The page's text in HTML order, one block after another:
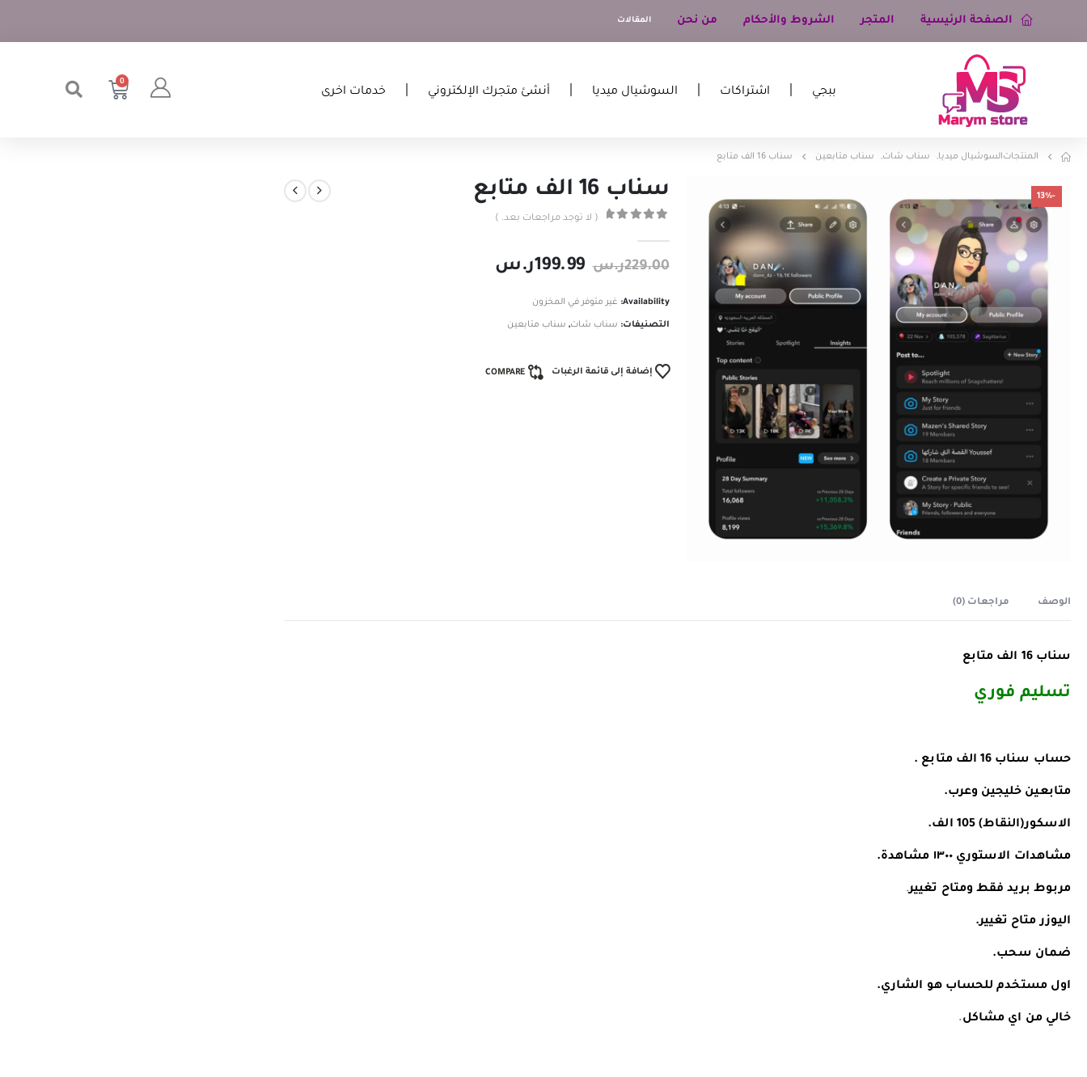
الصفحة الرئيسية المتجر الشروط والأحكام من نحن المقالات
ببجي اشتراكات السوشيال ميديا أنشئ متجرك الإلكتروني خدمات اخرى
0
المنتجاتالسوشيال ميديا, سناب شات, سناب متابعين سناب 16 الف متابع
-13% سناب 16 الف متابع
( لا توجد مراجعات بعد. )
229.00ر.س 199.99ر.س
Availability: غير متوفر في المخزون
التصنيفات: سناب شات, سناب متابعين
إضافة إلى قائمة الرغبات COMPARE
الوصف مراجعات (0)
سناب 16 الف متابع
تسليم فوري ️
️️حساب سناب 16 الف متابع .
️️متابعين خليجين وعرب.
الاسكور(النقاط) 105 الف.
مشاهدات الاستوري ١٣٠٠ مشاهدة.
مربوط بريد فقط ومتاح تغيير.
اليوزر متاح تغيير.
ضمان سحب.
اول مستخدم للحساب هو الشاري.
خالي من اي مشاكل.